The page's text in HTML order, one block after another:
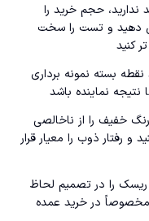
ندارید، حجم خرید را
دهید و تست را سخت
کنید
نقطه بسته نمونه برداری
نتیجه نماینده باشد
خفیف را از ناخالصی
و رفتار ذوب را معیار قرار
ریسک را در تصمیم لحاظ
مخصوصاً در خرید عمده